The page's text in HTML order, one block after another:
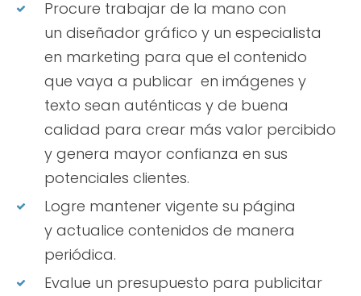
Procure trabajar de la mano con
un diseñador gráfico y un especialista
en marketing para que el contenido
que vaya a publicar en imágenes y
texto sean auténticas y de buena
calidad para crear más valor percibido
y genera mayor confianza en sus
potenciales clientes.
Logre mantener vigente su página
y actualice contenidos de manera
periódica.
Evalue un presupuesto para publicitar